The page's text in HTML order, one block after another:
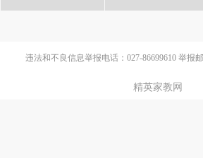
违法和不良信息举报电话：027-86699610 举报
精英家教网